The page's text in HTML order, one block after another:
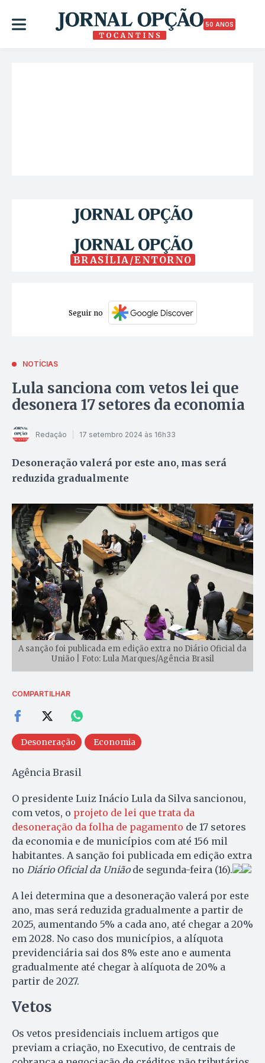
50 ANOS
BRASÍLIA/ENTORNO
Seguir no
NOTÍCIAS
Lula sanciona com vetos lei que
desonera 17 setores da economia
Redação 17 setembro 2024 às 16h33
Desoneração valerá por este ano, mas será
reduzida gradualmente
A sanção foi publicada em edição extra no Diário Oficial da
União | Foto: Lula Marques/Agência Brasil
COMPARTILHAR
Desoneração Economia
Agência Brasil
O presidente Luiz Inácio Lula da Silva sancionou,
com vetos, o projeto de lei que trata da
desoneração da folha de pagamento de 17 setores
da economia e de municípios com até 156 mil
habitantes. A sanção foi publicada em edição extra
no Diário Oficial da Uniãode segunda-feira (16).
A lei determina que a desoneração valerá por este
ano, mas será reduzida gradualmente a partir de
2025, aumentando 5% a cada ano, até chegar a 20%
em 2028. No caso dos municípios, a alíquota
previdenciária sai dos 8% este ano e aumenta
gradualmente até chegar à alíquota de 20% a
partir de 2027.
Vetos
Os vetos presidenciais incluem artigos que
previam a criação, no Executivo, de centrais de